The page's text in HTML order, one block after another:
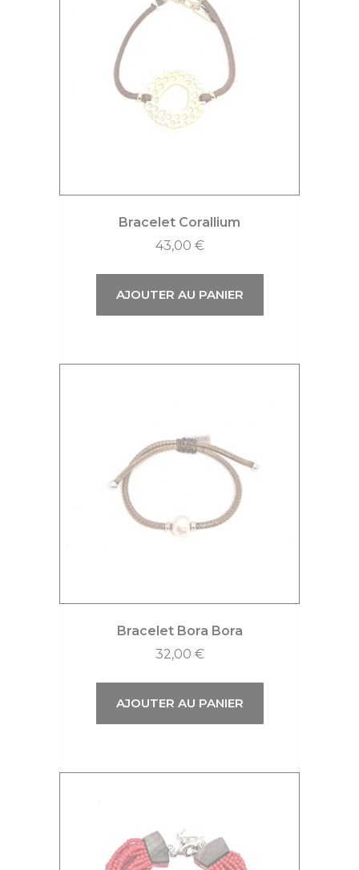
Bracelet Corallium
43,00 €
AJOUTER AU PANIER
Bracelet Bora Bora
32,00 €
AJOUTER AU PANIER